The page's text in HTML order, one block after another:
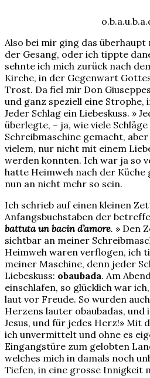
Also bei mir ging das
der Gesang, oder ich tippte
sehnte ich mich zurück nach
Kirche, in der Gegenwart
Trost. Da fiel mir Don
und ganz speziell eine Strophe,
Jeder Schlag ein Liebeskuss. »
überlegte, – ja, wie viele
Schreibmaschine gemacht,
vielem, nur nicht mit einem
werden konnten. Ich war ja so
hatte Heimweh nach der Küche
nun an nicht mehr so sein.
Ich schrieb auf einen kleinen
Anfangsbuchstaben der
battuta un bacin d’amore. » Den
sichtbar an meiner
Heimweh waren verflogen, ich
meiner Maschine, denn jeder
Liebeskuss: obaubada. Am
einschlafen, so glücklich war
laut vor Freude. So wurden
Herzens lauter obaubadas, und
Jesus, und für jedes Herz!» Mit
ich unvermittelt und ohne es
Eingangstüre zum gelobten
welches mich in damals noch
Tiefen, in eine grosse Innigkeit